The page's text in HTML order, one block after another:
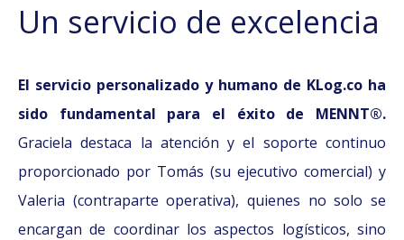
Un servicio de excelencia
El servicio personalizado y humano de KLog.co ha
sido fundamental para el éxito de MENNT®.
Graciela destaca la atención y el soporte continuo
proporcionado por Tomás (su ejecutivo comercial) y
Valeria (contraparte operativa), quienes no solo se
encargan de coordinar los aspectos logísticos, sino